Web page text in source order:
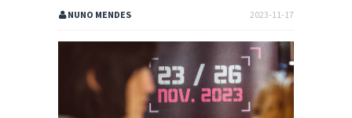
2023-11-17
NUNO MENDES